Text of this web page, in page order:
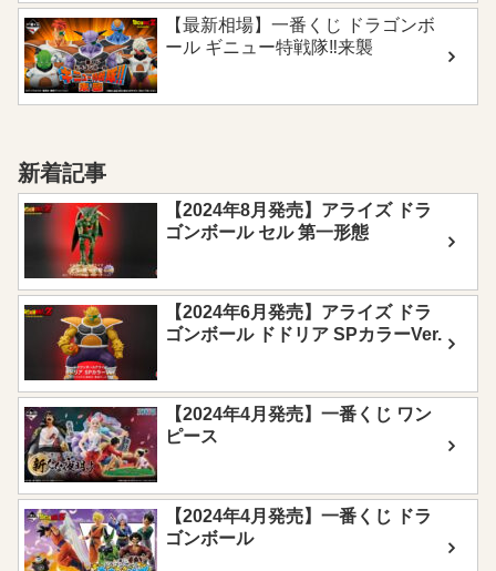
【最新相場】一番くじ ドラゴンボ
ール ギニュー特戦隊‼来襲
新着記事
【2024年8月発売】アライズ ドラ
ゴンボール セル 第一形態
【2024年6月発売】アライズ ドラ
ゴンボール ドドリア SPカラーVer.
【2024年4月発売】一番くじ ワン
ピース
【2024年4月発売】一番くじ ドラ
ゴンボール